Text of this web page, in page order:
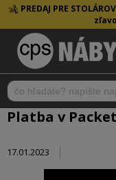
PREDAJ PRE
Platba v
17.01.2023